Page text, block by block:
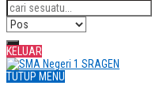
KELUAR
TUTUP MENU